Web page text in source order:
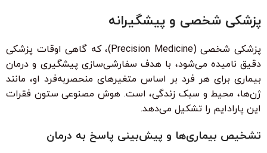
پزشکی شخصی و پیشگیرانه
پزشکی شخصی (Precision Medicine)، که گاهی اوقات پزشکی
دقیق نامیده می‌شود، با هدف سفارشی‌سازی پیشگیری و درمان
بیماری برای هر فرد بر اساس متغیرهای منحصربه‌فرد او، مانند
ژن‌ها، محیط و سبک زندگی، است. هوش مصنوعی ستون فقرات
این پارادایم را تشکیل می‌دهد.
تشخیص بیماری‌ها و پیش‌بینی پاسخ به درمان